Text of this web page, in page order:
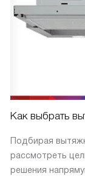
Как выбрать
Подбирая
рассмотреть
решения